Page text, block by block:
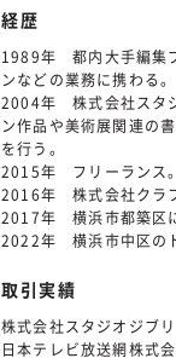
経歴
1989年 都内大手編集
ンなどの業務に携わる。
2004年 株式会社スタ
ン作品や美術展関連の
を行う。
2015年 フリーランス。
2016年 株式会社クラ
2017年 横浜市都築区
2022年 横浜市中区の
取引実績
株式会社スタジオジブリ
日本テレビ放送網株式